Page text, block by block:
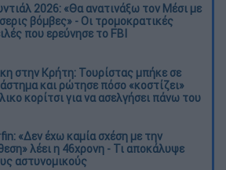
2026: «Θα ανατινάξω τον Μέσι με
βόμβες» - Οι τρομοκρατικές
που ερεύνησε το FBI
στην Κρήτη: Τουρίστας μπήκε σε
και ρώτησε πόσο «κοστίζει»
κορίτσι για να ασελγήσει πάνω του
«Δεν έχω καμία σχέση με την
λέει η 46χρονη - Τι αποκάλυψε
αστυνομικούς